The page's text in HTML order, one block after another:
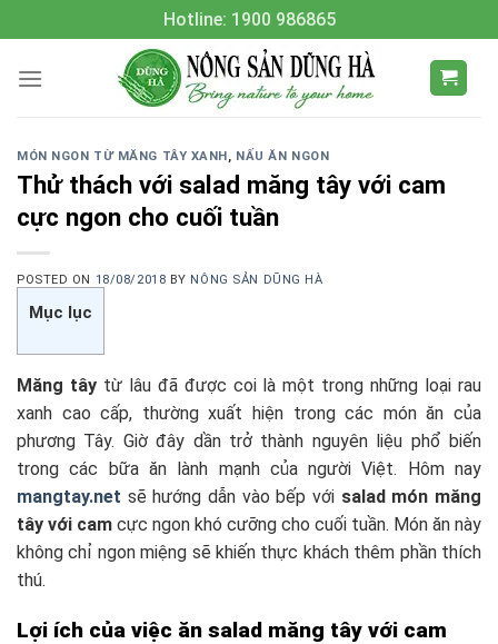
to
content
Hotline: 1900 986865
MÓN NGON TỪ MĂNG TÂY XANH, NẤU ĂN NGON
Thử thách với salad măng tây với cam
cực ngon cho cuối tuần
POSTED ON 18/08/2018 BY NÔNG SẢN DŨNG HÀ
Mục lục
Măng tâytừ lâu đã được coi là một trong những loại rau
xanh cao cấp, thường xuất hiện trong các món ăn của
phương Tây. Giờ đây dần trở thành nguyên liệu phổ biến
trong các bữa ăn lành mạnh của người Việt. Hôm nay
mangtay.net sẽ hướng dẫn vào bếp với salad món măng
tây với cam cực ngon khó cưỡng cho cuối tuần. Món ăn này
không chỉ ngon miệng sẽ khiến thực khách thêm phần thích
thú.
Lợi ích của việc ăn salad măng tây với cam